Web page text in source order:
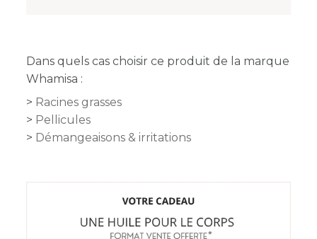
Dans quels cas choisir ce produit de la marque
Whamisa :
Racines grasses
Pellicules
Démangeaisons & irritations